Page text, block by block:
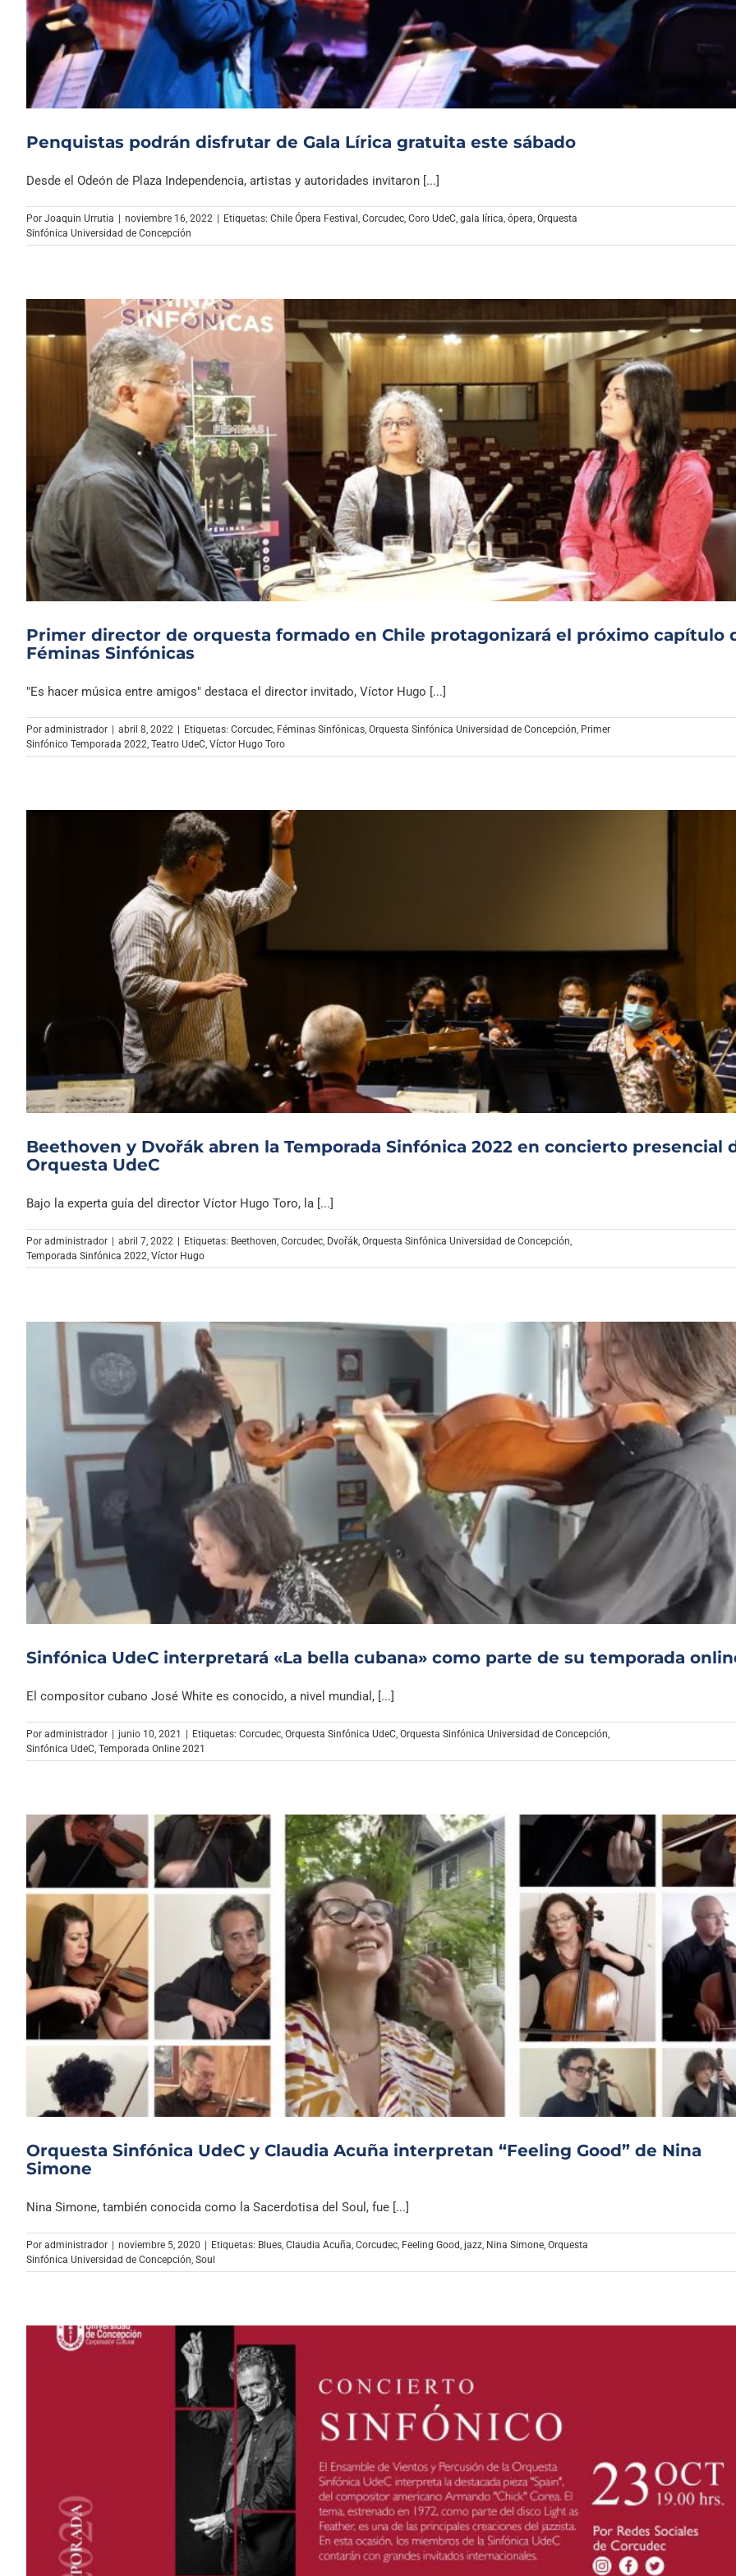
Archivo Sonoro
Penquistas podrán disfrutar de Gala Lírica gratuita este sábado
Desde el Odeón de Plaza Independencia, artistas y autoridades invitaron [...]
Por Joaquin Urrutia noviembre 16, 2022 Etiquetas: Chile Ópera Festival , Corcudec, Coro UdeC, gala lírica, ópera, Orquesta
Sinfónica Universidad de Concepción
Primer director de orquesta formado en Chile protagonizará el próximo capítulo
Féminas Sinfónicas
"Es hacer música entre amigos" destaca el director invitado, Víctor Hugo [...]
Por administrador abril 8, 2022 Etiquetas: Corcudec, Féminas Sinfónicas, Orquesta Sinfónica Universidad de Concepción, Primer
Sinfónico Temporada 2022, Teatro UdeC, Víctor Hugo Toro
Beethoven y Dvořák abren la Temporada Sinfónica 2022 en concierto presencial
Orquesta UdeC
Bajo la experta guía del director Víctor Hugo Toro, la [...]
Por administrador | abril 7, 2022 | Etiquetas: Beethoven Corcudec Dvořák Orquesta Sinfónica Universidad de Concepción
Temporada Sinfónica 2022 Víctor Hugo
Sinfónica UdeC interpretará «La bella cubana» como parte de su temporada
El compositor cubano José White es conocido, a nivel mundial, [...]
Por administrador | junio 10, 2021 | Etiquetas: Corcudec Orquesta Sinfónica UdeC Orquesta Sinfónica Universidad de Concepción
Sinfónica UdeC Temporada Online 2021
Orquesta Sinfónica UdeC y Claudia Acuña interpretan “Feeling Good” de Nina
Simone
Nina Simone, también conocida como la Sacerdotisa del Soul, fue [...]
Por administrador noviembre 5, 2020 Etiquetas: Blues, Claudia Acuña, Corcudec, Feeling Good, jazz, Nina Simone, Orquesta
Sinfónica Universidad de Concepción, Soul